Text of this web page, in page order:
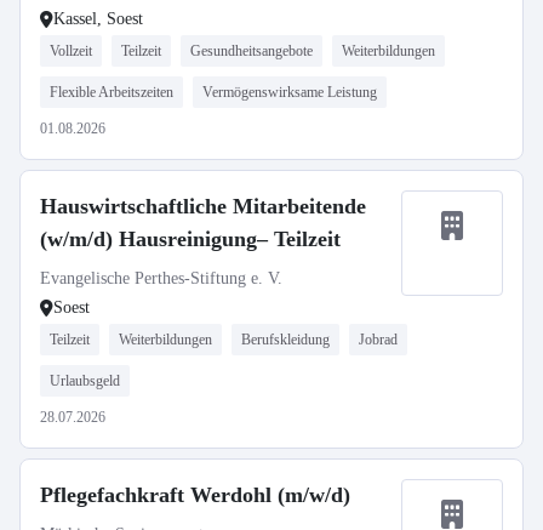
Kassel, Soest
Vollzeit Teilzeit Gesundheitsangebote Weiterbildungen
Flexible Arbeitszeiten Vermögenswirksame Leistung
01.08.2026
Hauswirtschaftliche Mitarbeitende
(w/m/d) Hausreinigung– Teilzeit
Evangelische Perthes-Stiftung e. V.
Soest
Teilzeit Weiterbildungen Berufskleidung Jobrad
Urlaubsgeld
28.07.2026
Pflegefachkraft Werdohl (m/w/d)